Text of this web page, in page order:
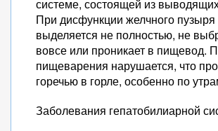
системе, состоящей из
При дисфункции желчного
выделяется не полностью, не
вовсе или проникает в пищевод.
пищеварения нарушается, что
горечью в горле, особенно по
Заболевания гепатобилиарной